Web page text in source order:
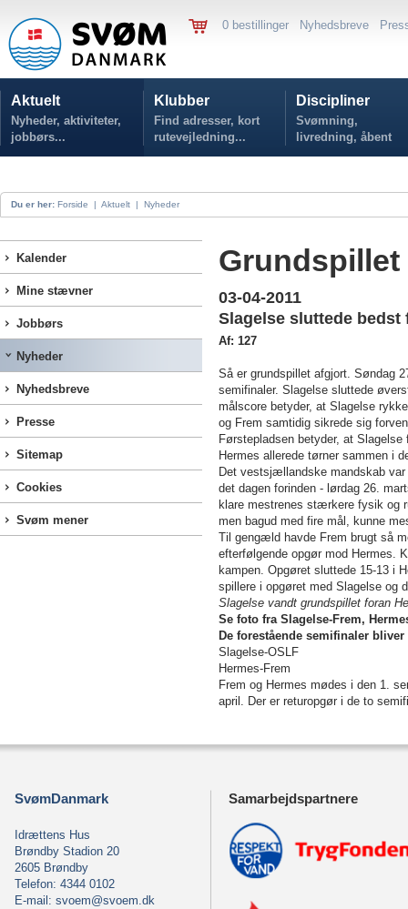
0 bestillinger Nyhedsbreve
Aktuelt
Nyheder, aktiviteter,
jobbørs...
Klubber
Find adresser, kort
rutevejledning...
Discipliner
Svømning,
livredning, åbent
vand...
Du er her: Forside | Aktuelt | Nyheder
Kalender
Mine stævner
Jobbørs
Nyheder
Nyhedsbreve
Presse
Sitemap
Cookies
Svøm mener
03-04-2011
Slagelse sluttede bedst
Af: 127
Så er grundspillet afgjort. Søndag
semifinaler. Slagelse sluttede
målscore betyder, at Slagelse
og Frem samtidig sikrede sig
Førstepladsen betyder, at
Hermes allerede tørner sammen i
Det vestsjællandske mandskab
det dagen forinden - lørdag 26.
klare mestrenes stærkere fysik og
men bagud med fire mål, kunne
Til gengæld havde Frem brugt så
efterfølgende opgør mod Hermes.
kampen. Opgøret sluttede 15-13 i
spillere i opgøret med Slagelse og
Slagelse vandt grundspillet foran
Se foto fra Slagelse-Frem,
De forestående semifinaler bliver
Slagelse-OSLF
Hermes-Frem
Frem og Hermes mødes i den 1.
april. Der er returopgør i de to
SvømDanmark
Idrættens Hus
Brøndby Stadion 20
2605 Brøndby
Telefon: 4344 0102
E-mail: svoem@svoem.dk
Samarbejdspartnere